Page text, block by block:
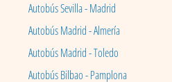
Autobús Sevilla - Madrid
Autobús Madrid - Almería
Autobús Madrid - Toledo
Autobús Bilbao - Pamplona